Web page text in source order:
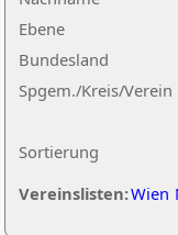
Ebene
Sortierung
Bundesland
Spgem./Kreis/Verein
Vereinslisten:Wien